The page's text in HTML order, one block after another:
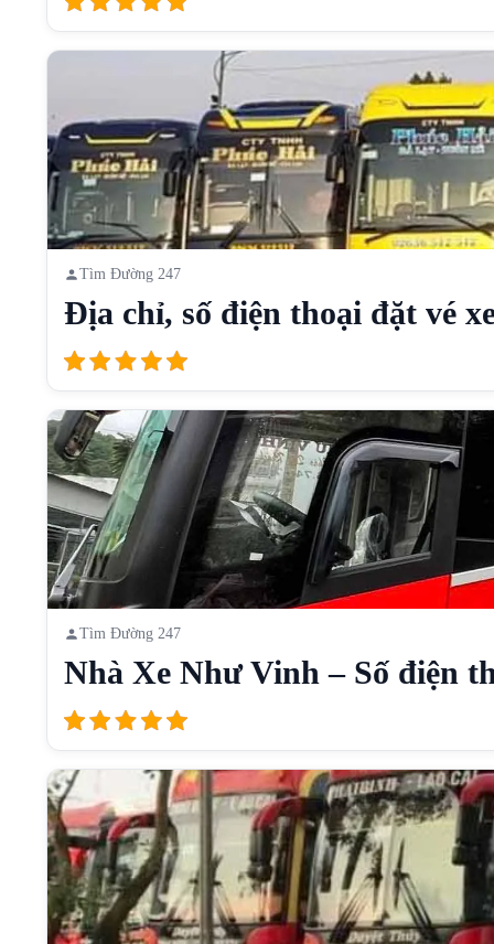
Tìm Đường 247
Địa chỉ, số điện thoại đặt vé
Tìm Đường 247
Nhà Xe Như Vinh – Số điện